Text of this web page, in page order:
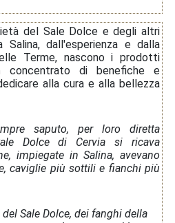
del Sale Dolce e degli altri
Salina, dall'esperienza e dalla
Terme, nascono i prodotti
concentrato di benefiche e
alla cura e alla bellezza
saputo, per loro diretta
Dolce di Cervia si ricava
impiegate in Salina, avevano
caviglie più sottili e fianchi più
Sale Dolce, dei fanghi della